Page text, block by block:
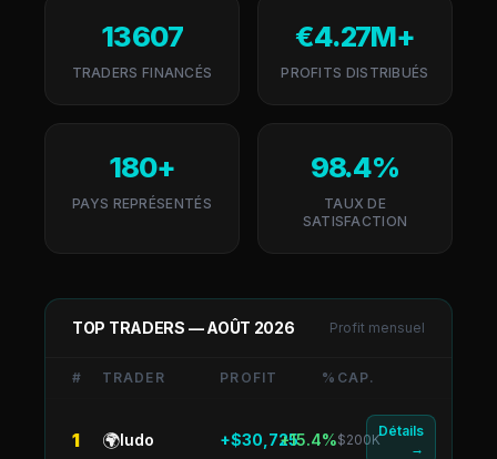
13 607
TRADERS FINANCÉS
€4.27M+
PROFITS DISTRIBUÉS
180+
PAYS REPRÉSENTÉS
98.4%
TAUX DE
SATISFACTION
TOP TRADERS —AOÛT 2026 Profit mensuel
# TRADER PROFIT % CAP.
1 🌍ludo +$30,725+15.4%$200K
Détails
→